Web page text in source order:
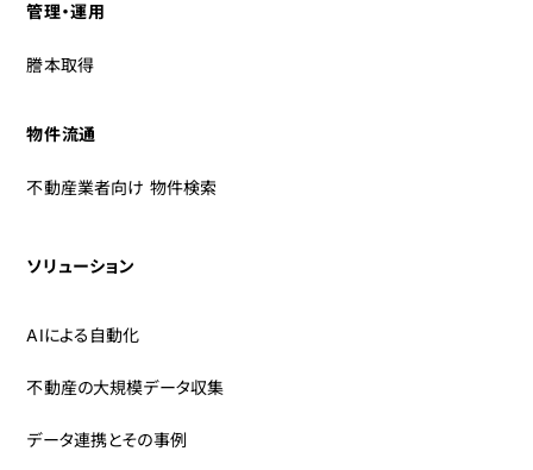
管理・運用
謄本取得
物件流通
不動産業者向け 物件検索
ソリューション
AIによる自動化
不動産の大規模データ収集
データ連携とその事例